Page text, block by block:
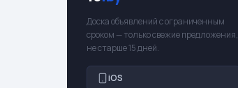
Доска объявлений с ограниченным
сроком — только свежие предложения,
не старше 15 дней.
iOS